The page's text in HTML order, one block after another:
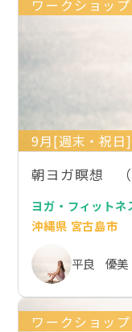
ワークショップ
9月[週末・祝日]
朝ヨガ瞑想 （
ヨガ・フィットネ
沖縄県 宮古島市
平良 優美
ワークショップ